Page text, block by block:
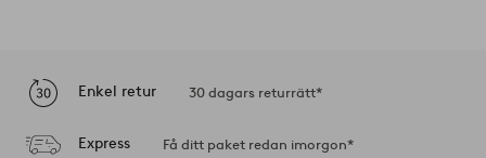
Enkel retur 30 dagars returrätt*
Express Få ditt paket redan imorgon*